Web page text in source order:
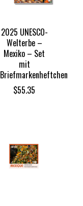
2025 UNESCO-
Welterbe –
Mexiko – Set
mit
Briefmarkenheftchen
$55.35